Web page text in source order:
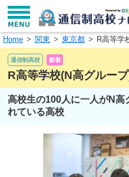
学校名で探す
エリアから探す
Home 関東 東京都 R高等学
通信制高校 新着
R高等学校(N高グルー
高校生の100人に一人がN高
れている高校